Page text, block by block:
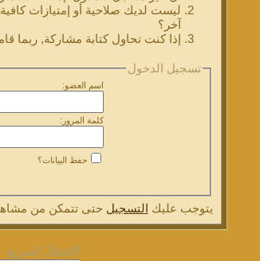
ليست لديك صلاحية أو إمتيازات
آخر؟
إذا كنت تحاول كتابة مشاركة, ربما
تسجيل الدخول
اسم العضو:
كلمة المرور:
حفظ البيانات؟
يتوجب عليك التسجيل حتى تتمكن من
الانتقال السريع